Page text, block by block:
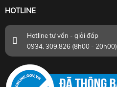
HOTLINE
Hotline tư vấn - giải đáp
0934. 309.826 (8h00 - 20h00)